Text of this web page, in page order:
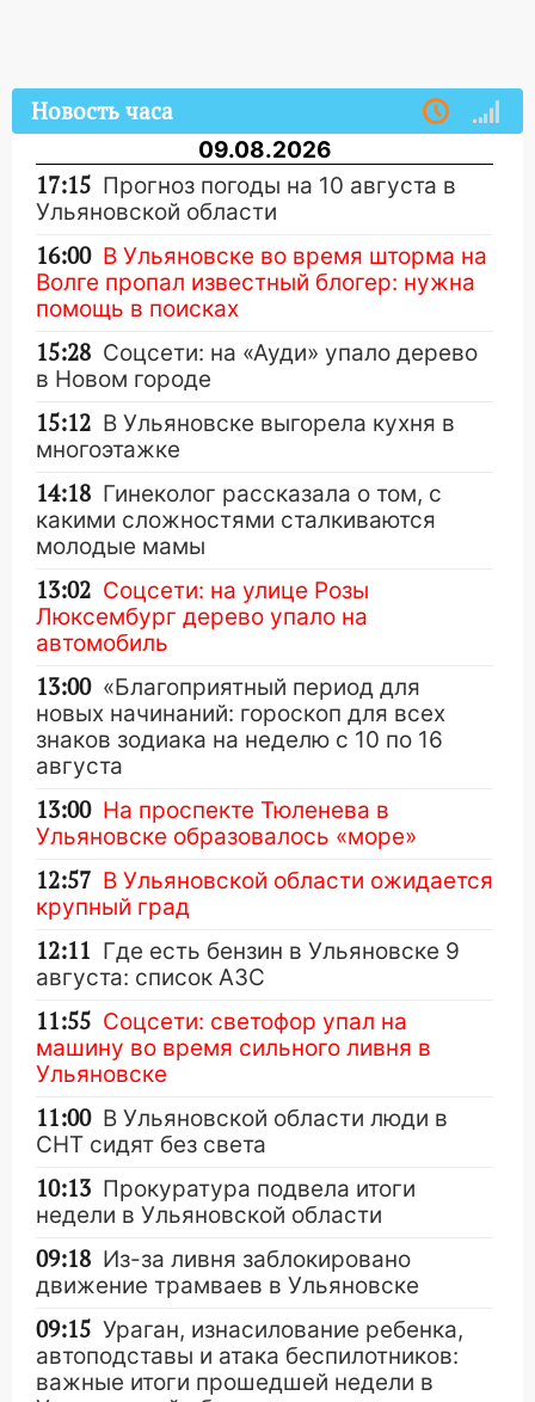
Новость часа
09.08.2026
17:15 Прогноз погоды на 10 августа в
Ульяновской области
16:00 В Ульяновске во время шторма на
Волге пропал известный блогер: нужна
помощь в поисках
15:28 Соцсети: на «Ауди» упало дерево
в Новом городе
15:12 В Ульяновске выгорела кухня в
многоэтажке
14:18 Гинеколог рассказала о том, с
какими сложностями сталкиваются
молодые мамы
13:02 Соцсети: на улице Розы
Люксембург дерево упало на
автомобиль
13:00 «Благоприятный период для
новых начинаний: гороскоп для всех
знаков зодиака на неделю с 10 по 16
августа
13:00 На проспекте Тюленева в
Ульяновске образовалось «море»
12:57 В Ульяновской области ожидается
крупный град
12:11 Где есть бензин в Ульяновске 9
августа: список АЗС
11:55 Соцсети: светофор упал на
машину во время сильного ливня в
Ульяновске
11:00 В Ульяновской области люди в
СНТ сидят без света
10:13 Прокуратура подвела итоги
недели в Ульяновской области
09:18 Из-за ливня заблокировано
движение трамваев в Ульяновске
09:15 Ураган, изнасилование ребенка,
автоподставы и атака беспилотников:
важные итоги прошедшей недели в